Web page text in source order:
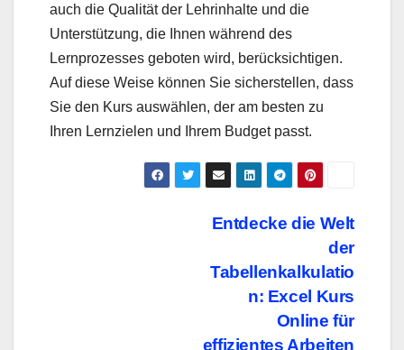
auch die Qualität der Lehrinhalte und die
Unterstützung, die Ihnen während des
Lernprozesses geboten wird, berücksichtigen.
Auf diese Weise können Sie sicherstellen, dass
Sie den Kurs auswählen, der am besten zu
Ihren Lernzielen und Ihrem Budget passt.
Beitragsnavigation
Entdecke die Welt
der
Tabellenkalkulatio
n: Excel Kurs
Online für
effizientes Arbeiten